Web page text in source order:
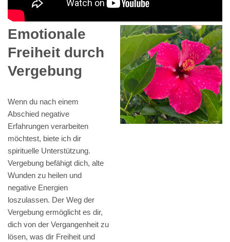
Emotionale
Freiheit durch
Vergebung
Wenn du nach einem
Abschied negative
Erfahrungen verarbeiten
möchtest, biete ich dir
spirituelle Unterstützung.
Vergebung befähigt dich, alte
Wunden zu heilen und
negative Energien
loszulassen. Der Weg der
Vergebung ermöglicht es dir,
dich von der Vergangenheit zu
lösen, was dir Freiheit und